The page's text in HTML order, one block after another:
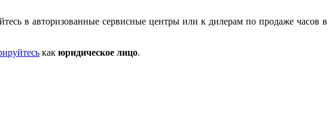
в авторизованные сервисные центры или к дилерам по продаже часов в
как юридическое лицо.